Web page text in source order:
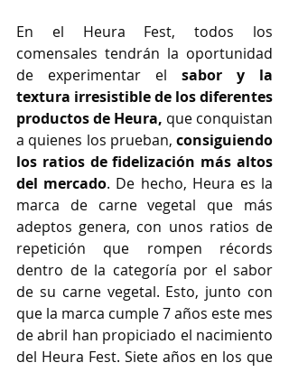
En el Heura Fest, todos los
comensales tendrán la oportunidad
de experimentar el sabor y la
textura irresistible de los diferentes
productos de Heura, que conquistan
a quienes los prueban, consiguiendo
los ratios de fidelización más altos
del mercado. De hecho, Heura es la
marca de carne vegetal que más
adeptos genera, con unos ratios de
repetición que rompen récords
dentro de la categoría por el sabor
de su carne vegetal. Esto, junto con
que la marca cumple 7 años este mes
de abril han propiciado el nacimiento
del Heura Fest. Siete años en los que